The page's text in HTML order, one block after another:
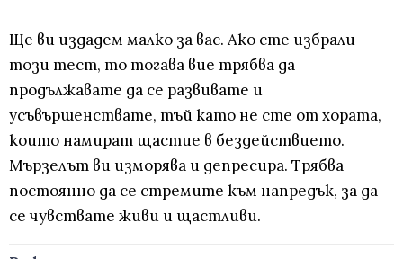
Ще ви издадем малко за вас. Ако сте избрали
този тест, то тогава вие трябва да
продължавате да се развивате и
усъвършенствате, тъй като не сте от хората,
които намират щастие в бездействието.
Мързелът ви изморява и депресира. Трябва
постоянно да се стремите към напредък, за да
се чувствате живи и щастливи.